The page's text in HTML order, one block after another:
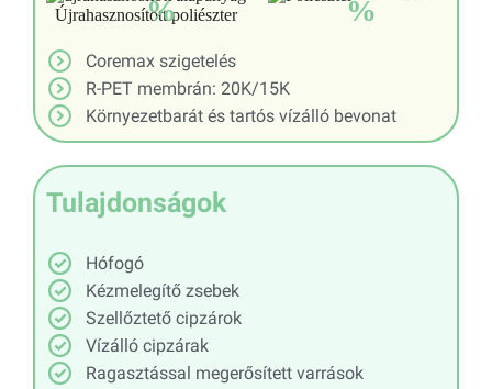
%
Újrahasznosított poliészter
%
Coremax szigetelés
R-PET membrán: 20K/15K
Környezetbarát és tartós vízálló bevonat
Tulajdonságok
Hófogó
Kézmelegítő zsebek
Szellőztető cipzárok
Vízálló cipzárak
Ragasztással megerősített varrások